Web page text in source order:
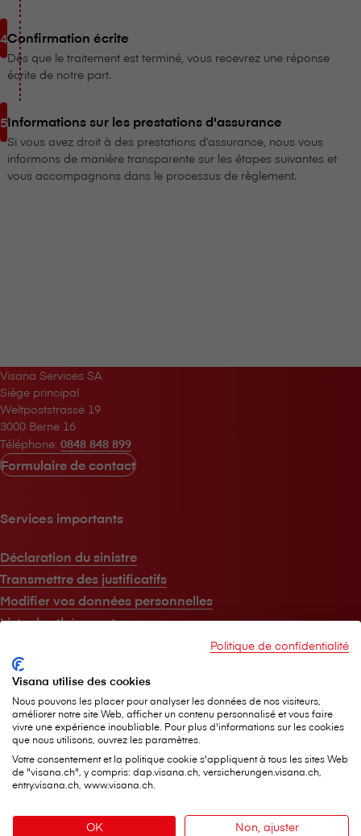
Confirmation écrite
Dès que le traitement est terminé, vous recevrez une réponse
écrite de notre part.
Informations sur les prestations d'assurance
Si vous avez droit à des prestations d’assurance, nous vous
informons de manière transparente sur les étapes suivantes et
vous accompagnons dans le processus de règlement.
V⁠i⁠s⁠a⁠n⁠a Services SA
Siège principal
Weltpoststrasse 19
3000 Berne 16
Téléphone: 0848 848 899
Formulaire de contact
Services importants
Déclaration du sinistre
Transmettre des justificatifs
Modifier vos données personnelles
Liste des thérapeutes
Notfall-Finder dans la ville de Berne
Au sujet de V⁠i⁠s⁠a⁠n⁠a
V⁠i⁠s⁠a⁠n⁠a en bref
Jobs
Médias
Magazine destiné à la clientèle
Politique de confidentialité
Visana utilise des cookies
Nous pouvons les placer pour analyser les données de nos visiteurs,
améliorer notre site Web, afficher un contenu personnalisé et vous faire
vivre une expérience inoubliable. Pour plus d'informations sur les cookies
que nous utilisons, ouvrez les paramètres.
Votre consentement et la politique cookie s'appliquent à tous les sites Web
de "visana.ch", y compris: dap.visana.ch, versicherungen.visana.ch,
entry.visana.ch, www.visana.ch.
OK Non, ajuster